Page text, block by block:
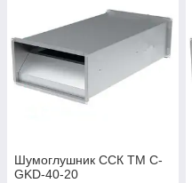
Шумоглушник ССК ТМ C-
GKD-40-20